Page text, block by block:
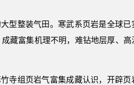
型整装气田。寒武系页岩是全球已
藏富集机理不明，难钻地层厚、
寺组页岩气富集成藏认识，开辟页